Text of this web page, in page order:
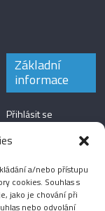
a/nebo přístupu
cookies. Souhlas s
jako je chování při
nebo odvolání
Základní
informace
Přihlásit se
Zdroj kanálů
Kanál komentářů
Česká lokalizace